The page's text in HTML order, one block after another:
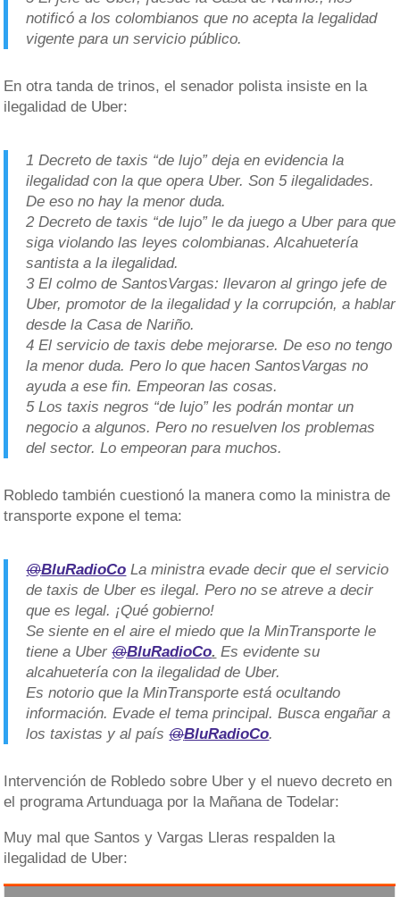
notificó a los colombianos que no acepta la legalidad
vigente para un servicio público.
En otra tanda de trinos, el senador polista insiste en la
ilegalidad de Uber:
1 Decreto de taxis “de lujo” deja en evidencia la
ilegalidad con la que opera Uber. Son 5 ilegalidades.
De eso no hay la menor duda.
2 Decreto de taxis “de lujo” le da juego a Uber para que
siga violando las leyes colombianas. Alcahuetería
santista a la ilegalidad.
3 El colmo de SantosVargas: llevaron al gringo jefe de
Uber, promotor de la ilegalidad y la corrupción, a hablar
desde la Casa de Nariño.
4 El servicio de taxis debe mejorarse. De eso no tengo
la menor duda. Pero lo que hacen SantosVargas no
ayuda a ese fin. Empeoran las cosas.
5 Los taxis negros “de lujo” les podrán montar un
negocio a algunos. Pero no resuelven los problemas
del sector. Lo empeoran para muchos.
Robledo también cuestionó la manera como la ministra de
transporte expone el tema:
@BluRadioCo La ministra evade decir que el servicio
de taxis de Uber es ilegal. Pero no se atreve a decir
que es legal. ¡Qué gobierno!
Se siente en el aire el miedo que la MinTransporte le
tiene a Uber@BluRadioCo. Es evidente su
alcahuetería con la ilegalidad de Uber.
Es notorio que la MinTransporte está ocultando
información. Evade el tema principal. Busca engañar a
los taxistas y al país@BluRadioCo.
Intervención de Robledo sobre Uber y el nuevo decreto en
el programa Artunduaga por la Mañana de Todelar:
Muy mal que Santos y Vargas Lleras respalden la
ilegalidad de Uber: